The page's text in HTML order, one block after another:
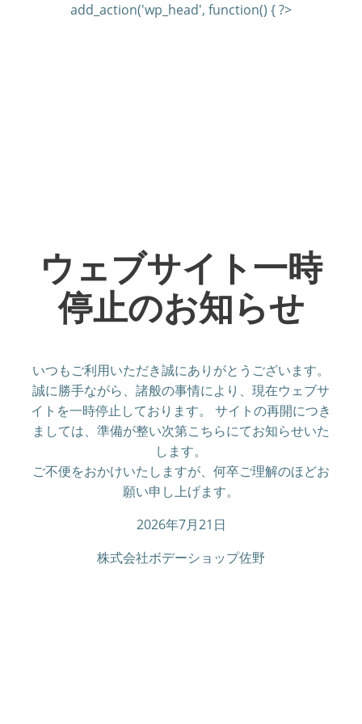
add_action('wp_head', function() { ?>
ウェブサイト一時
停止のお知らせ
いつもご利用いただき誠にありがとうございます。
誠に勝手ながら、諸般の事情により、現在ウェブサ
イトを一時停止しております。 サイトの再開につき
ましては、準備が整い次第こちらにてお知らせいた
します。
ご不便をおかけいたしますが、何卒ご理解のほどお
願い申し上げます。
2026年7月21日
株式会社ボデーショップ佐野